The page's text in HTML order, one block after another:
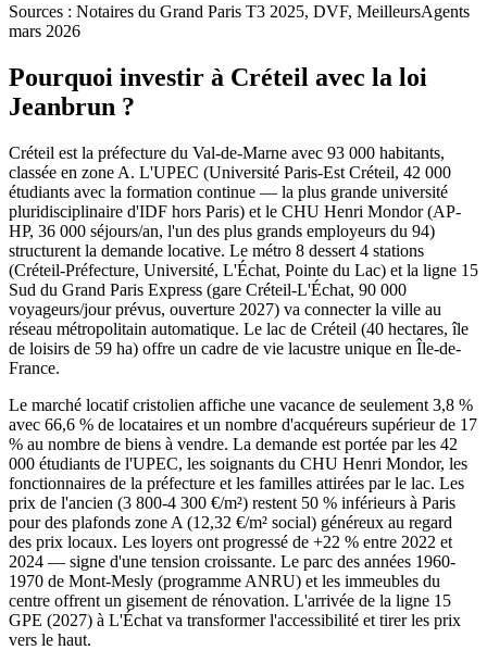
Sources : Notaires du Grand Paris T3 2025, DVF, MeilleursAgents
mars 2026
Pourquoi investir à Créteil avec la loi
Jeanbrun ?
Créteil est la préfecture du Val-de-Marne avec 93 000 habitants,
classée en zone A. L'UPEC (Université Paris-Est Créteil, 42 000
étudiants avec la formation continue — la plus grande université
pluridisciplinaire d'IDF hors Paris) et le CHU Henri Mondor (AP-
HP, 36 000 séjours/an, l'un des plus grands employeurs du 94)
structurent la demande locative. Le métro 8 dessert 4 stations
(Créteil-Préfecture, Université, L'Échat, Pointe du Lac) et la ligne 15
Sud du Grand Paris Express (gare Créteil-L'Échat, 90 000
voyageurs/jour prévus, ouverture 2027) va connecter la ville au
réseau métropolitain automatique. Le lac de Créteil (40 hectares, île
de loisirs de 59 ha) offre un cadre de vie lacustre unique en Île-de-
France.
Le marché locatif cristolien affiche une vacance de seulement 3,8 %
avec 66,6 % de locataires et un nombre d'acquéreurs supérieur de 17
% au nombre de biens à vendre. La demande est portée par les 42
000 étudiants de l'UPEC, les soignants du CHU Henri Mondor, les
fonctionnaires de la préfecture et les familles attirées par le lac. Les
prix de l'ancien (3 800-4 300 €/m²) restent 50 % inférieurs à Paris
pour des plafonds zone A (12,32 €/m² social) généreux au regard
des prix locaux. Les loyers ont progressé de +22 % entre 2022 et
2024 — signe d'une tension croissante. Le parc des années 1960-
1970 de Mont-Mesly (programme ANRU) et les immeubles du
centre offrent un gisement de rénovation. L'arrivée de la ligne 15
GPE (2027) à L'Échat va transformer l'accessibilité et tirer les prix
vers le haut.